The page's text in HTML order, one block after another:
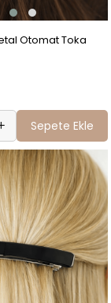
Otomat Toka
Sepete Ekle